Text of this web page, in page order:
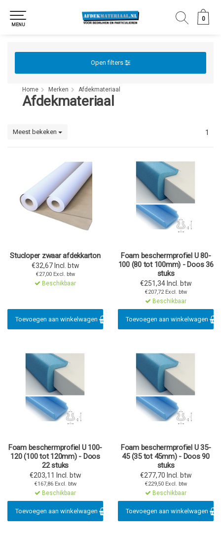
0
0
MENU
Open filters
Home Merken Afdekmateriaal
Afdekmateriaal
Meest bekeken 1
Stucloper zwaar afdekkarton
€32,67 Incl. btw
€27,00 Excl. btw
Beschikbaar
Toevoegen aan winkelwagen
Foam beschermprofiel U 80-
100 (80 tot 100mm) - Doos 36
stuks
€251,34 Incl. btw
€207,72 Excl. btw
Beschikbaar
Toevoegen aan winkelwagen
Foam beschermprofiel U 100-
120 (100 tot 120mm) - Doos
22 stuks
€203,11 Incl. btw
€167,86 Excl. btw
Beschikbaar
Toevoegen aan winkelwagen
Foam beschermprofiel U 35-
45 (35 tot 45mm) - Doos 90
stuks
€277,70 Incl. btw
€229,50 Excl. btw
Beschikbaar
Toevoegen aan winkelwagen